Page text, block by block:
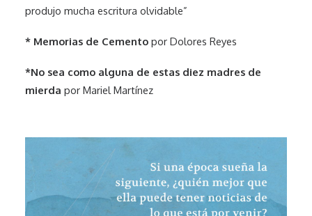
produjo mucha escritura olvidable”
* Memorias de Cemento por Dolores Reyes
*No sea como alguna de estas diez madres de
mierda por Mariel Martínez